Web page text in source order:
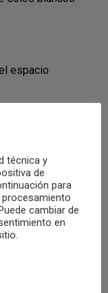
espacio
espacio
contrarios
espacio
técnica y
de
para
cambiar de
en